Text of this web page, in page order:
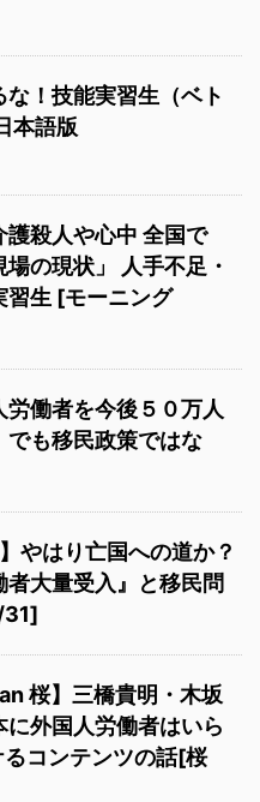
な！技能実習生（ベト
本語版
護殺人や心中 全国で
の現状」 人手不足・
習生 [モーニング
労働者を今後５０万人
も移民政策ではな
やはり亡国への道か？
者大量受入』と移民問
桜】三橋貴明・木坂
に外国人労働者はいら
コンテンツの話[桜